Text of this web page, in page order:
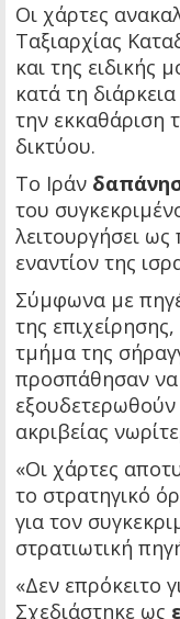
Οι χάρτες
Ταξιαρχίας
και της ειδικής
κατά τη
την εκκαθάριση
δικτύου.
Το Ιράν
του
λειτουργήσει
εναντίον της
Σύμφωνα με
της
τμήμα της
προσπάθησαν να
ακριβείας
«Οι χάρτες
το στρατηγικό
για τον
στρατιωτική
«Δεν επρόκειτο
Σχεδιάστηκε ως